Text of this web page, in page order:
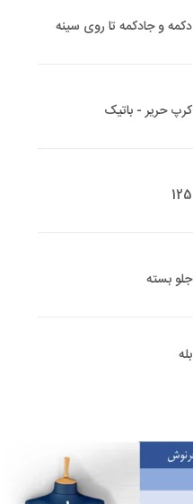
دکمه و جادکمه تا روی سینه
کرپ حریر - باتیک
125
جلو بسته
بله